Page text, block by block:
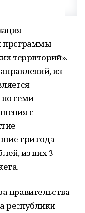
программы
территорий».
из
семи
с
три года
из них 3
правительства
республики